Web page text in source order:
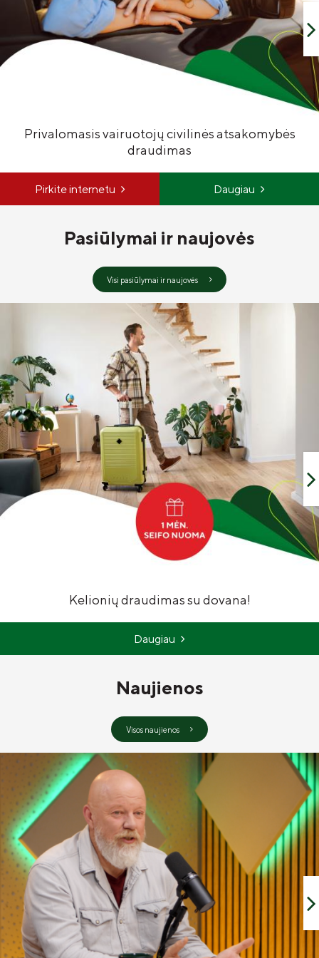
Draudimo tarpininkų sąrašas
Karjera
Draudimo taisyklės
Privalomasis vairuotojų civilinės atsakomybės
draudimas
Pirkite internetu Daugiau
Pasiūlymai ir naujovės
Visi pasiūlymai ir naujovės
Kelionių draudimas su dovana!
Daugiau
Naujienos
Visos naujienos